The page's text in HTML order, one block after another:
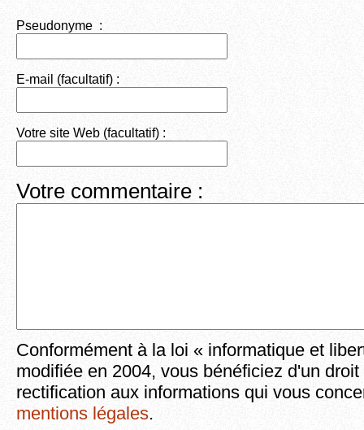
Pseudonyme :
E-mail (facultatif) :
Votre site Web (facultatif) :
Votre commentaire :
Conformément à la loi « informatique et
modifiée en 2004, vous bénéficiez d'un
rectification aux informations qui vous
mentions légales.